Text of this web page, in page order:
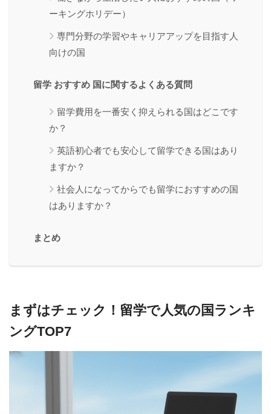
ーキングホリデー）
専門分野の学習やキャリアアップを目指す人
向けの国
留学 おすすめ 国に関するよくある質問
留学費用を一番安く抑えられる国はどこです
か？
英語初心者でも安心して留学できる国はあり
ますか？
社会人になってからでも留学におすすめの国
はありますか？
まとめ
まずはチェック！留学で人気の国ランキ
ングTOP7